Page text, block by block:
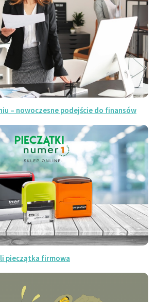
– nowoczesne podejście do finansów
pieczątka firmowa